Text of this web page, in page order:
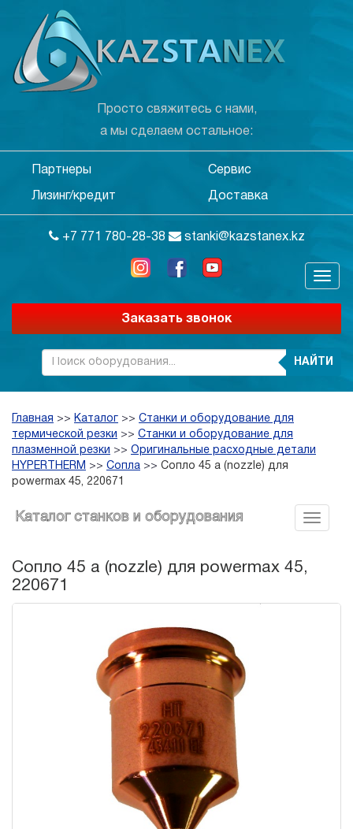
Просто свяжитесь с нами,
а мы сделаем остальное:
Партнеры Сервис
Лизинг/кредит Доставка
+7 771 780-28-38 stanki@kazstanex.kz
Заказать звонок
НАЙТИ
Главная >> Каталог >> Станки и оборудование для
термической резки >> Станки и оборудование для
плазменной резки >> Оригинальные расходные детали
HYPERTHERM >> Сопла >> Сопло 45 а (nozzle) для
powermax 45, 220671
Каталог станков и оборудования
Сопло 45 а (nozzle) для powermax 45,
220671